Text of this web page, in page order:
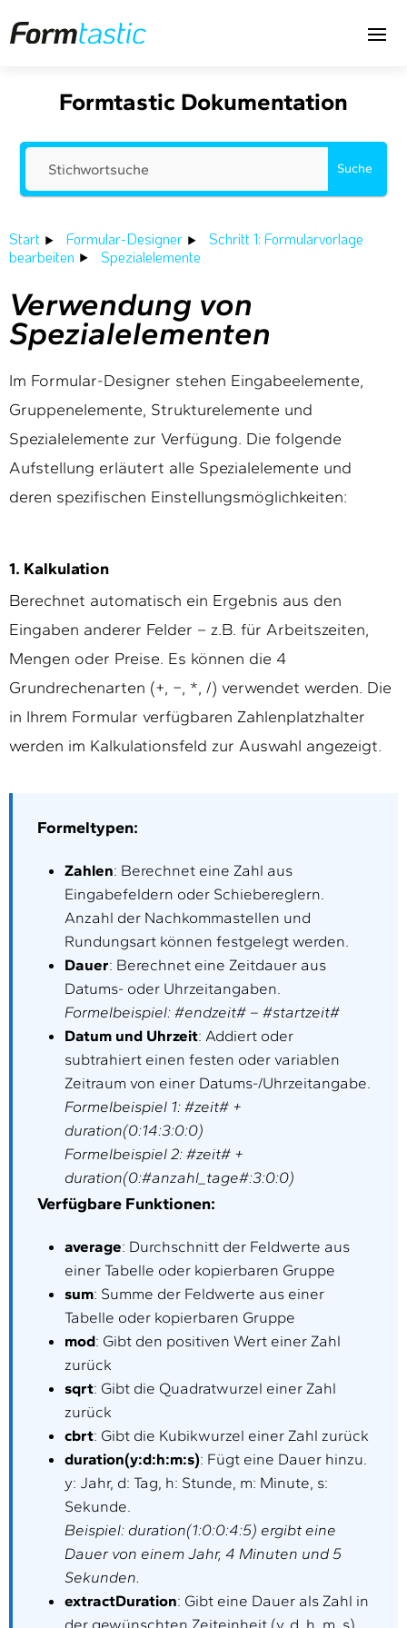
Formtastic Dokumentation
Suche
Start Formular-Designer
Schritt 1: Formularvorlage
bearbeiten
Spezialelemente
Verwendung von
Spezialelementen
Im Formular-Designer stehen Eingabeelemente,
Gruppenelemente, Strukturelemente und
Spezialelemente zur Verfügung. Die folgende
Aufstellung erläutert alle Spezialelemente und
deren spezifischen Einstellungsmöglichkeiten:
1. Kalkulation
Berechnet automatisch ein Ergebnis aus den
Eingaben anderer Felder – z.B. für Arbeitszeiten,
Mengen oder Preise. Es können die 4
Grundrechenarten (+, −, *, /) verwendet werden. Die
in Ihrem Formular verfügbaren Zahlenplatzhalter
werden im Kalkulationsfeld zur Auswahl angezeigt.
Formeltypen:
Zahlen: Berechnet eine Zahl aus
Eingabefeldern oder Schiebereglern.
Anzahl der Nachkommastellen und
Rundungsart können festgelegt werden.
Dauer: Berechnet eine Zeitdauer aus
Datums- oder Uhrzeitangaben.
Formelbeispiel: #endzeit# – #startzeit#
Datum und Uhrzeit: Addiert oder
subtrahiert einen festen oder variablen
Zeitraum von einer Datums-/Uhrzeitangabe.
Formelbeispiel 1: #zeit# +
duration(0:14:3:0:0)
Formelbeispiel 2: #zeit# +
duration(0:#anzahl_tage#:3:0:0)
Verfügbare Funktionen:
average: Durchschnitt der Feldwerte aus
einer Tabelle oder kopierbaren Gruppe
sum: Summe der Feldwerte aus einer
Tabelle oder kopierbaren Gruppe
mod: Gibt den positiven Wert einer Zahl
zurück
sqrt: Gibt die Quadratwurzel einer Zahl
zurück
cbrt: Gibt die Kubikwurzel einer Zahl zurück
duration(y:d:h:m:s): Fügt eine Dauer hinzu.
y: Jahr, d: Tag, h: Stunde, m: Minute, s:
Sekunde.
Beispiel: duration(1:0:0:4:5) ergibt eine
Dauer von einem Jahr, 4 Minuten und 5
Sekunden.
extractDuration: Gibt eine Dauer als Zahl in